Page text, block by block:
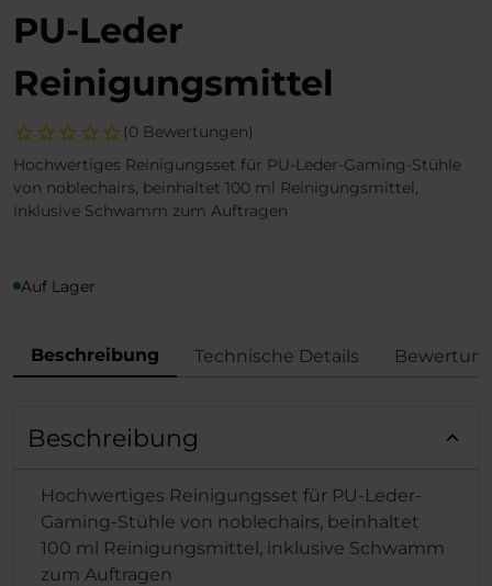
PU-Leder
Reinigungsmittel
(0 Bewertungen)
Hochwertiges Reinigungsset für PU-Leder-Gaming-Stühle
von noblechairs, beinhaltet 100 ml Reinigungsmittel,
inklusive Schwamm zum Auftragen
Auf Lager
Beschreibung Technische Details
Beschreibung
Hochwertiges Reinigungsset für PU-Leder-
Gaming-Stühle von noblechairs, beinhaltet
100 ml Reinigungsmittel, inklusive Schwamm
zum Auftragen